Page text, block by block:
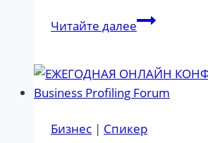
Читайте далее
ПЛОЩАДКЕ
ТПП
Бизнес | Спикер